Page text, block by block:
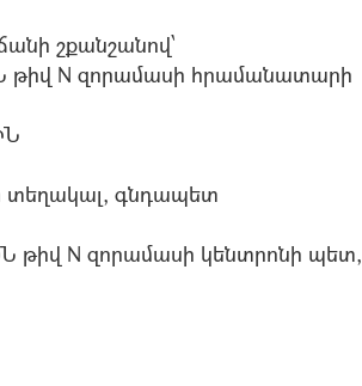
շքանշանով՝
N զորամասի հրամանատարի
տեղակալ, գնդապետ
թիվ N զորամասի կենտրոնի պետ,